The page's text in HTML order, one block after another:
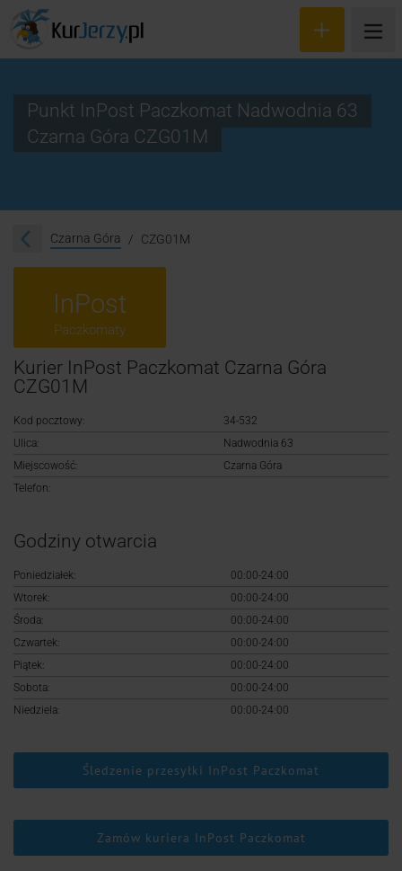
Śledzenie przesyłki
Rejestracja
Punkt InPost Paczkomat Nadwodnia 63
Czarna Góra CZG01M
Czarna Góra CZG01M
InPost
Paczkomaty
Kurier InPost Paczkomat Czarna Góra
CZG01M
Kod pocztowy:
34-532
Ulica:
Nadwodnia 63
Miejscowość:
Czarna Góra
Telefon:
Godziny otwarcia
Poniedziałek:
00:00-24:00
Wtorek:
00:00-24:00
Środa:
00:00-24:00
Czwartek:
00:00-24:00
Piątek:
00:00-24:00
Sobota:
00:00-24:00
Niedziela:
00:00-24:00
Śledzenie przesyłki InPost Paczkomat
Zamów kuriera InPost Paczkomat